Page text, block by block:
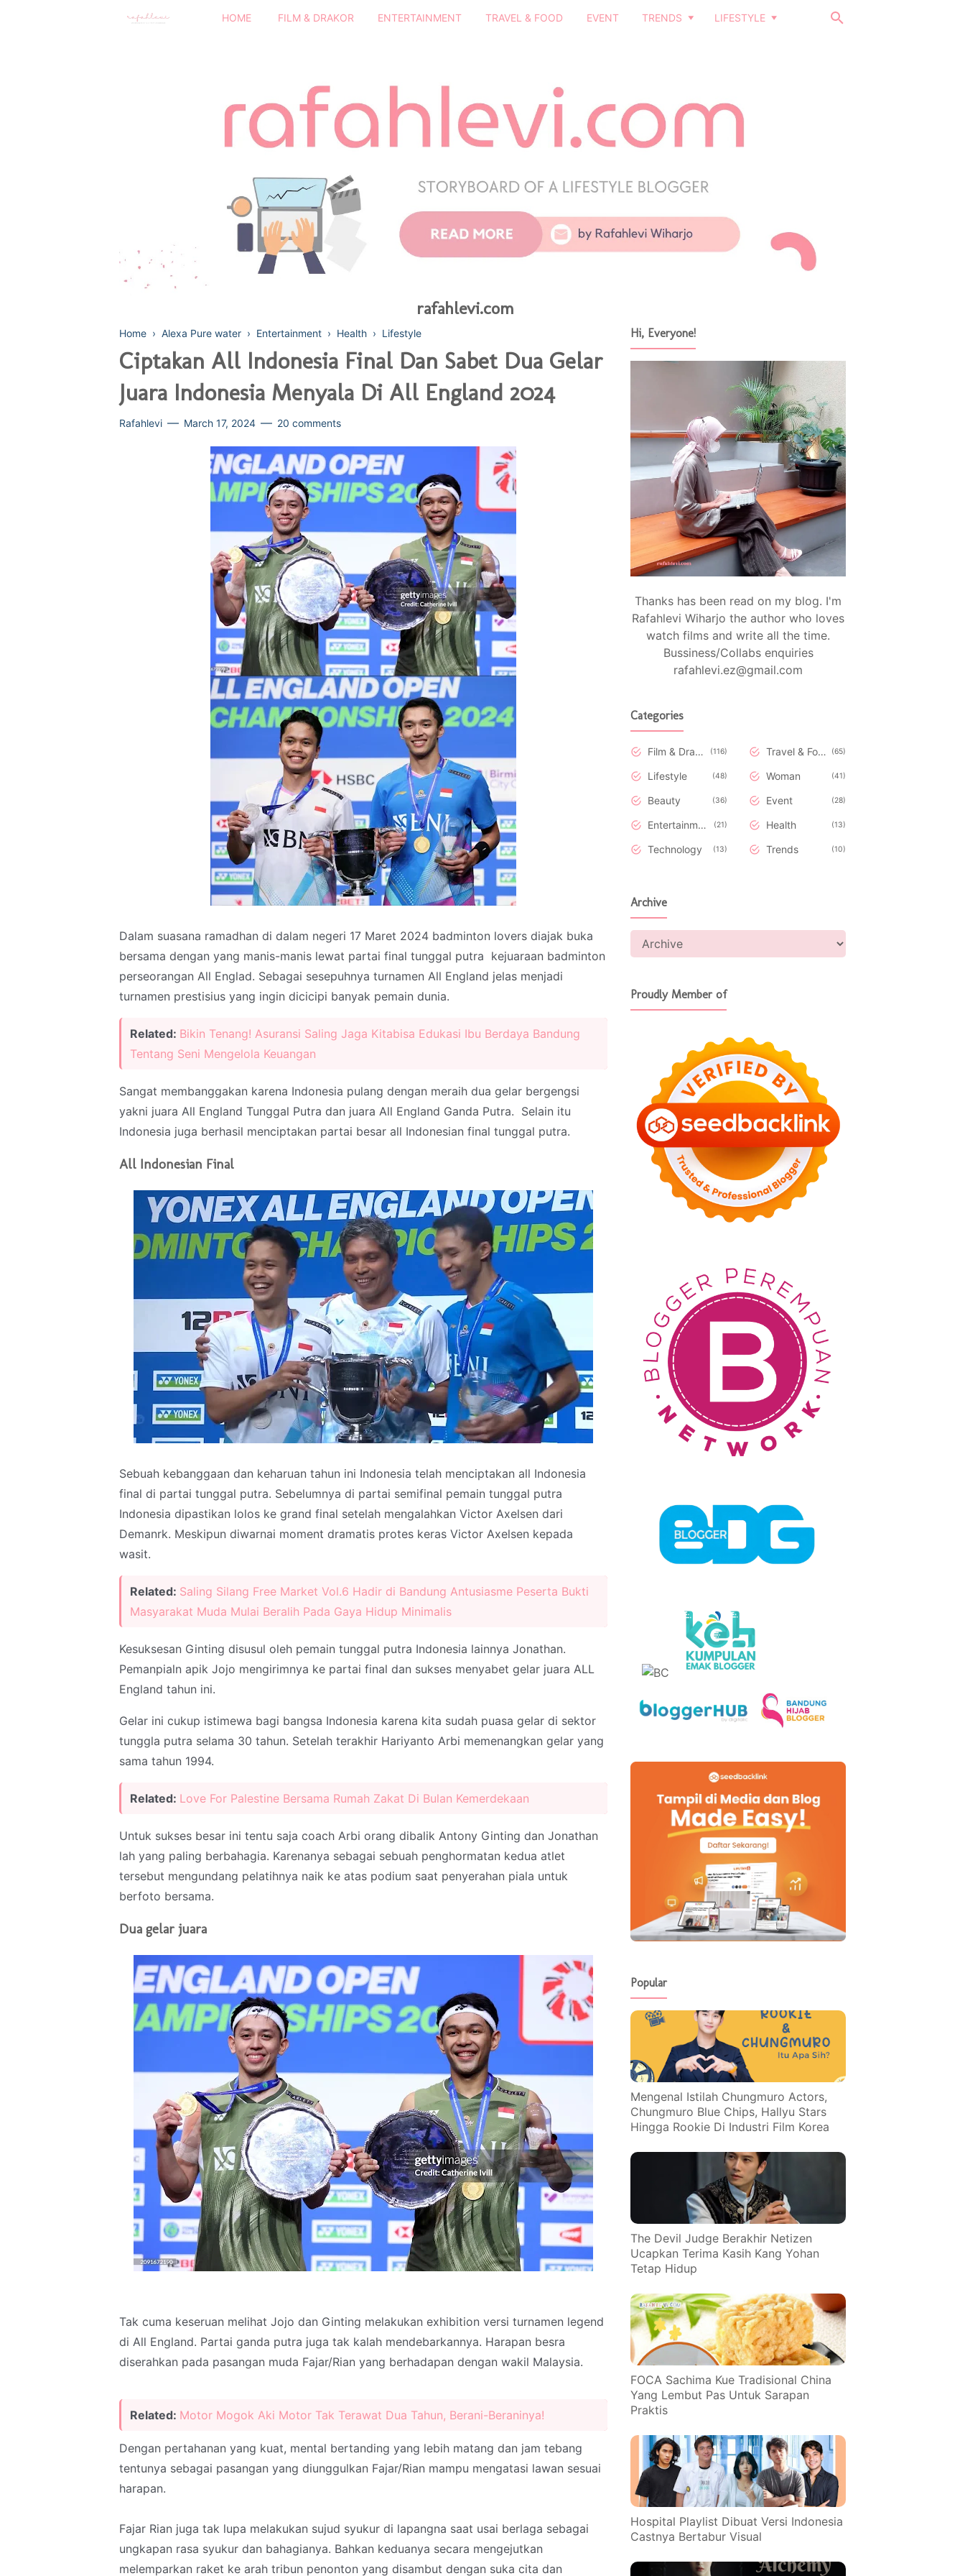
HOME FILM & DRAKOR ENTERTAINMENT TRAVEL & FOOD EVENT TRENDS LIFESTYLE
rafahlevi.com
Home › Alexa Pure water › Entertainment › Health › Lifestyle
Ciptakan All Indonesia Final Dan Sabet Dua Gelar
Juara Indonesia Menyala Di All England 2024
Rafahlevi March 17, 2024 20 comments
Dalam suasana ramadhan di dalam negeri 17 Maret 2024 badminton lovers diajak buka
bersama dengan yang manis-manis lewat partai final tunggal putra kejuaraan badminton
perseorangan All Englad. Sebagai sesepuhnya turnamen All England jelas menjadi
turnamen prestisius yang ingin dicicipi banyak pemain dunia.
Related: Bikin Tenang! Asuransi Saling Jaga Kitabisa Edukasi Ibu Berdaya Bandung
Tentang Seni Mengelola Keuangan
Sangat membanggakan karena Indonesia pulang dengan meraih dua gelar bergengsi
yakni juara All England Tunggal Putra dan juara All England Ganda Putra. Selain itu
Indonesia juga berhasil menciptakan partai besar all Indonesian final tunggal putra.
All Indonesian Final
Sebuah kebanggaan dan keharuan tahun ini Indonesia telah menciptakan all Indonesia
final di partai tunggal putra. Sebelumnya di partai semifinal pemain tunggal putra
Indonesia dipastikan lolos ke grand final setelah mengalahkan Victor Axelsen dari
Demanrk. Meskipun diwarnai moment dramatis protes keras Victor Axelsen kepada
wasit.
Related: Saling Silang Free Market Vol.6 Hadir di Bandung Antusiasme Peserta Bukti
Masyarakat Muda Mulai Beralih Pada Gaya Hidup Minimalis
Kesuksesan Ginting disusul oleh pemain tunggal putra Indonesia lainnya Jonathan.
Pemanpialn apik Jojo mengirimnya ke partai final dan sukses menyabet gelar juara ALL
England tahun ini.
Gelar ini cukup istimewa bagi bangsa Indonesia karena kita sudah puasa gelar di sektor
tunggla putra selama 30 tahun. Setelah terakhir Hariyanto Arbi memenangkan gelar yang
sama tahun 1994.
Related: Love For Palestine Bersama Rumah Zakat Di Bulan Kemerdekaan
Untuk sukses besar ini tentu saja coach Arbi orang dibalik Antony Ginting dan Jonathan
lah yang paling berbahagia. Karenanya sebagai sebuah penghormatan kedua atlet
tersebut mengundang pelatihnya naik ke atas podium saat penyerahan piala untuk
berfoto bersama.
Dua gelar juara
Tak cuma keseruan melihat Jojo dan Ginting melakukan exhibition versi turnamen legend
di All England. Partai ganda putra juga tak kalah mendebarkannya. Harapan besra
diserahkan pada pasangan muda Fajar/Rian yang berhadapan dengan wakil Malaysia.
Related: Motor Mogok Aki Motor Tak Terawat Dua Tahun, Berani-Beraninya!
Dengan pertahanan yang kuat, mental bertanding yang lebih matang dan jam tebang
tentunya sebagai pasangan yang diunggulkan Fajar/Rian mampu mengatasi lawan sesuai
harapan.
Fajar Rian juga tak lupa melakukan sujud syukur di lapangna saat usai berlaga sebagai
ungkapan rasa syukur dan bahagianya. Bahkan keduanya secara mengejutkan
melemparkan raket ke arah tribun penonton yang disambut dengan suka cita dan
Hi, Everyone!
Thanks has been read on my blog. I'm
Rafahlevi Wiharjo the author who loves
watch films and write all the time.
Bussiness/Collabs enquiries
rafahlevi.ez@gmail.com
Categories
Film & Drakor 116 Travel & Food 65
Lifestyle 48 Woman 41
Beauty 36 Event 28
Entertainment 21 Health 13
Technology 13 Trends 10
Archive
Proudly Member of
Popular
Mengenal Istilah Chungmuro Actors,
Chungmuro Blue Chips, Hallyu Stars
Hingga Rookie Di Industri Film Korea
The Devil Judge Berakhir Netizen
Ucapkan Terima Kasih Kang Yohan
Tetap Hidup
FOCA Sachima Kue Tradisional China
Yang Lembut Pas Untuk Sarapan
Praktis
Hospital Playlist Dibuat Versi Indonesia
Castnya Bertabur Visual